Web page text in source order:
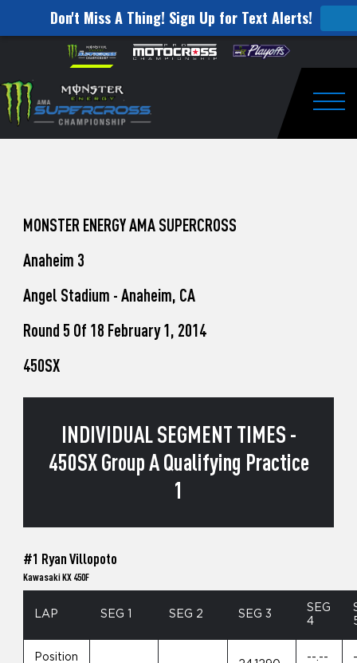
Don't Miss A Thing! Sign Up for Text Alerts!
website
includes
an
accessibility
Skip to content
to
Watch
Pro
Unadilla
MONSTER ENERGY AMA SUPERCROSS
Anaheim 3
Angel Stadium - Anaheim, CA
Round 5 Of 18 February 1, 2014
450SX
INDIVIDUAL SEGMENT TIMES -
450SX Group A Qualifying Practice
1
#1 Ryan Villopoto
Kawasaki KX 450F
LAP SEG 1 SEG 2 SEG 3
SEG
4
Position
--.--